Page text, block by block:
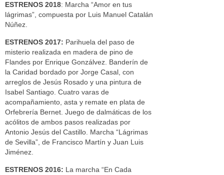
ESTRENOS 2018: Marcha “Amor en tus
lágrimas”, compuesta por Luis Manuel Catalán
Núñez.
ESTRENOS 2017: Parihuela del paso de
misterio realizada en madera de pino de
Flandes por Enrique Gonzálvez. Banderín de
la Caridad bordado por Jorge Casal, con
arreglos de Jesús Rosado y una pintura de
Isabel Santiago. Cuatro varas de
acompañamiento, asta y remate en plata de
Orfebrería Bernet. Juego de dalmáticas de los
acólitos de ambos pasos realizadas por
Antonio Jesús del Castillo. Marcha “Lágrimas
de Sevilla”, de Francisco Martín y Juan Luis
Jiménez.
ESTRENOS 2016: La marcha “En Cada